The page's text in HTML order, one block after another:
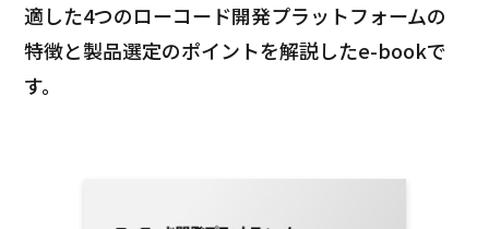
適した4つのローコード開発プラットフォームの
特徴と製品選定のポイントを解説したe-bookで
す。